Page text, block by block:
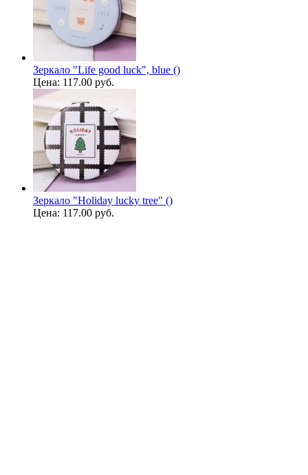
Зеркало "Life good luck", blue ()
Цена: 117.00 руб.
Зеркало "Holiday lucky tree" ()
Цена: 117.00 руб.